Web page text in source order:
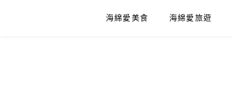
海綿愛美食 海綿愛旅遊